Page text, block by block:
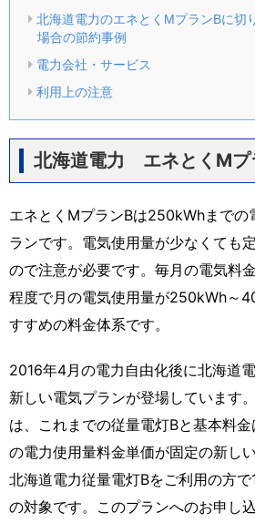
北海道電力のエネとくMプランBに切
場合の節約事例
電力会社・サービス
利用上の注意
北海道電力 エネとくMプ
エネとくMプランBは250kWhまでの
ランです。電気使用量が少なくても
ので注意が必要です。毎月の電気料
程度で月の電気使用量が250kWh～
すすめの料金体系です。
2016年4月の電力自由化後に北海道
新しい電気プランが登場しています
は、これまでの従量電灯Bと基本料
の電力使用量料金単価が固定の新し
北海道電力従量電灯Bをご利用の方
の対象です。このプランへのお申し